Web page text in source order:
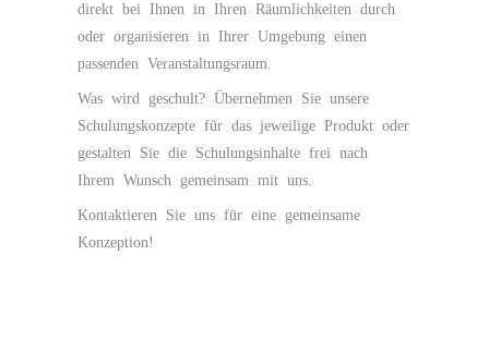
direkt bei Ihnen in Ihren Räumlichkeiten durch
oder organisieren in Ihrer Umgebung einen
passenden Veranstaltungsraum.
Was wird geschult? Übernehmen Sie unsere
Schulungskonzepte für das jeweilige Produkt oder
gestalten Sie die Schulungsinhalte frei nach
Ihrem Wunsch gemeinsam mit uns.
Kontaktieren Sie uns für eine gemeinsame
Konzeption!